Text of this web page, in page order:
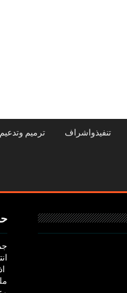
تنفيذواشراف ترميم